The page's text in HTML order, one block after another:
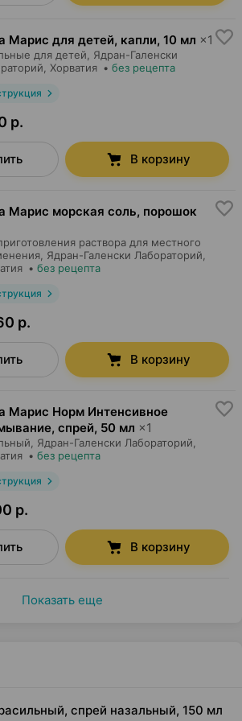
Марис для детей, капли, 10 мл ×1
для детей,
Ядран-Галенски
, Хорватия • без рецепта
р.
В корзину
Марис морская соль, порошок
раствора для местного
Ядран-Галенски Лабораторий
• без рецепта
р.
В корзину
Марис Норм Интенсивное
спрей, 50 мл ×1
Ядран-Галенски Лабораторий
• без рецепта
р.
В корзину
Показать еще
спрей назальный, 150 мл